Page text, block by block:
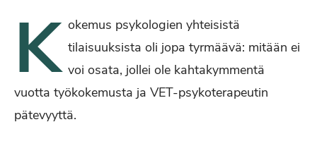
K okemus psykologien yhteisistä
tilaisuuksista oli jopa tyrmäävä: mitään ei
voi osata, jollei ole kahtakymmentä
vuotta työkokemusta ja VET-psykoterapeutin
pätevyyttä.